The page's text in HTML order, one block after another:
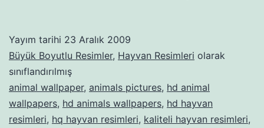
Yayım tarihi 23 Aralık 2009
Büyük Boyutlu Resimler, Hayvan Resimleri olarak
sınıflandırılmış
animal wallpaper, animals pictures, hd animal
wallpapers, hd animals wallpapers, hd hayvan
resimleri, hq hayvan resimleri, kaliteli hayvan resimleri,